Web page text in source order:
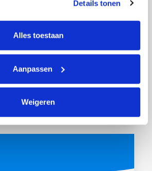
op elk moment wijzigen of
instellingen onderaan de pagina. De
te vinden in het tabblad “details”.
Details tonen
Alles toestaan
Aanpassen
Weigeren
Henny
heel veel succes!